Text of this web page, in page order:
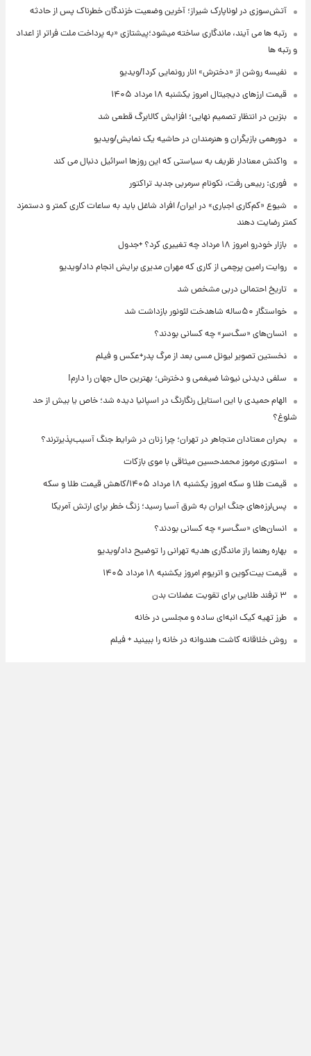
آتش‌سوزی در لوناپارک شیراز؛ آخرین وضعیت خزندگان خطرناک پس از حادثه
رتبه ها می آیند، ماندگاری ساخته میشود؛پیشتازی «به پرداخت ملت فراتر از اعداد
و رتبه ها
نفیسه روشن از «دخترش» انار رونمایی کرد!/ویدیو
قیمت ارزهای دیجیتال امروز یکشنبه ۱۸ مرداد ۱۴۰۵
بنزین در انتظار تصمیم نهایی؛ افزایش کالابرگ قطعی شد
دورهمی بازیگران و هنرمندان در حاشیه یک نمایش/ویدیو
واکنش معنادار ظریف به سیاستی که این روزها اسرائیل دنبال می کند
فوری: ربیعی رفت، نکونام سرمربی جدید تراکتور
شیوع «کم‌کاری اجباری» در ایران/ افراد شاغل باید به ساعات کاری کمتر و دستمزد
کمتر رضایت دهند
بازار خودرو امروز ۱۸ مرداد چه تغییری کرد؟ +جدول
روایت رامین پرچمی از کاری که مهران مدیری برایش انجام داد/ویدیو
تاریخ احتمالی دربی مشخص شد
خواستگار ۵۰ساله شاهدخت لئونور بازداشت شد
انسان‌های «سگ‌سر» چه کسانی بودند؟
نخستین تصویر لیونل مسی بعد از مرگ پدر+عکس و فیلم
سلفی دیدنی نیوشا ضیغمی و دخترش؛ بهترین حال جهان را دارم!
الهام حمیدی با این استایل رنگارنگ در اسپانیا دیده شد؛ خاص یا بیش از حد
شلوغ؟
بحران معتادان متجاهر در تهران؛ چرا زنان در شرایط جنگ آسیب‌پذیرترند؟
استوری مرموز محمدحسین میثاقی با موی بازکات
قیمت طلا و سکه امروز یکشنبه ۱۸ مرداد ۱۴۰۵/کاهش قیمت طلا و سکه
پس‌لرزه‌های جنگ ایران به شرق آسیا رسید؛ زنگ خطر برای ارتش آمریکا
انسان‌های «سگ‌سر» چه کسانی بودند؟
بهاره رهنما راز ماندگاری هدیه تهرانی را توضیح داد/ویدیو
قیمت بیت‌کوین و اتریوم امروز یکشنبه ۱۸ مرداد ۱۴۰۵
۳ ترفند طلایی برای تقویت عضلات بدن
طرز تهیه کیک انبه‌ای ساده و مجلسی در خانه
روش خلاقانه کاشت هندوانه در خانه را ببینید + فیلم